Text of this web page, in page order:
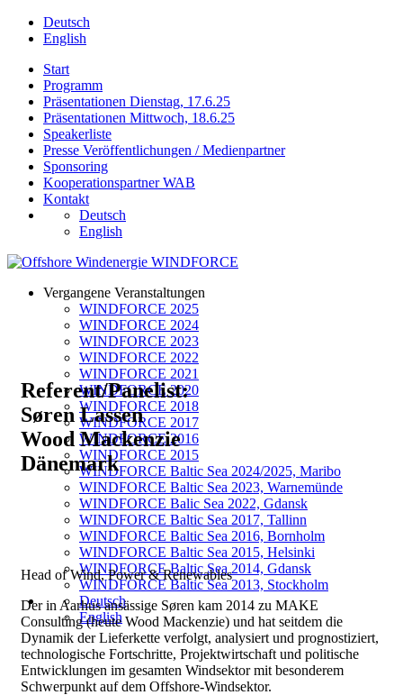
Deutsch
English
Start
Programm
Präsentationen Dienstag, 17.6.25
Präsentationen Mittwoch, 18.6.25
Speakerliste
Presse Veröffentlichungen / Medienpartner
Sponsoring
Kooperationspartner WAB
Kontakt
Deutsch
English
Vergangene Veranstaltungen
WINDFORCE 2025
WINDFORCE 2024
WINDFORCE 2023
WINDFORCE 2022
WINDFORCE 2021
WINDFORCE 2020
WINDFORCE 2018
WINDFORCE 2017
WINDFORCE 2016
WINDFORCE 2015
WINDFORCE Baltic Sea 2024/2025, Maribo
WINDFORCE Baltic Sea 2023, Warnemünde
WINDFORCE Balic Sea 2022, Gdansk
WINDFORCE Baltic Sea 2017, Tallinn
WINDFORCE Baltic Sea 2016, Bornholm
WINDFORCE Baltic Sea 2015, Helsinki
WINDFORCE Baltic Sea 2014, Gdansk
WINDFORCE Baltic Sea 2013, Stockholm
Deutsch
English
Referent/Panelist:
Søren Lassen
Wood Mackenzie
Dänemark
Head of Wind, Power & Renewables
Der in Aarhus ansässige Søren kam 2014 zu MAKE
Consulting (heute Wood Mackenzie) und hat seitdem die
Dynamik der Lieferkette verfolgt, analysiert und prognostiziert,
technologische Fortschritte, Projektwirtschaft und politische
Entwicklungen im gesamten Windsektor mit besonderem
Schwerpunkt auf dem Offshore-Windsektor.